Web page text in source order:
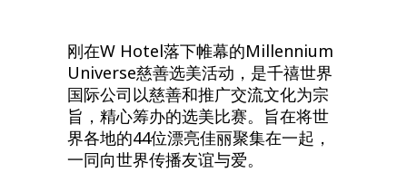
刚在W Hotel落下帷幕的Millennium
Universe慈善选美活动，是千禧世界
国际公司以慈善和推广交流文化为宗
旨，精心筹办的选美比赛。旨在将世
界各地的44位漂亮佳丽聚集在一起，
一同向世界传播友谊与爱。